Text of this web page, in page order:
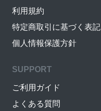
利用規約
特定商取引に基づく表記
個人情報保護方針
SUPPORT
ご利用ガイド
よくある質問